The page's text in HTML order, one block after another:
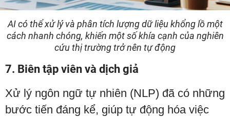
AI có thể xử lý và phân tích lượng dữ liệu khổng lồ một
cách nhanh chóng, khiến một số khía cạnh của nghiên
cứu thị trường trở nên tự động
7. Biên tập viên và dịch giả
Xử lý ngôn ngữ tự nhiên (NLP) đã có những
bước tiến đáng kể, giúp tự động hóa việc